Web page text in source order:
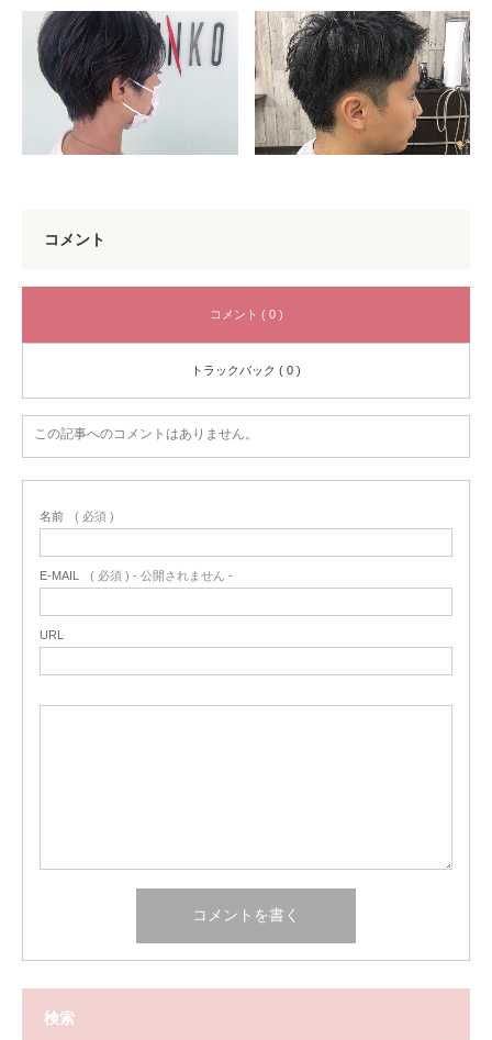
コメント
コメント ( 0 )
トラックバック ( 0 )
この記事へのコメントはありません。
名前 ( 必須 )
E-MAIL ( 必須 ) - 公開されません -
URL
検索